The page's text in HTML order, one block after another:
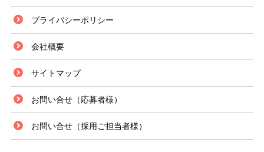
プライバシーポリシー
会社概要
サイトマップ
お問い合せ（応募者様）
お問い合せ（採用ご担当者様）